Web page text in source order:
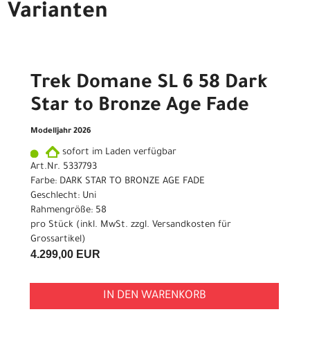
Varianten
Trek Domane SL 6 58 Dark
Star to Bronze Age Fade
Modelljahr 2026
sofort im Laden verfügbar
Art.Nr. 5337793
Farbe: DARK STAR TO BRONZE AGE FADE
Geschlecht: Uni
Rahmengröße: 58
pro Stück (inkl. MwSt. zzgl. Versandkosten für
Grossartikel)
4.299,00 EUR
IN DEN WARENKORB